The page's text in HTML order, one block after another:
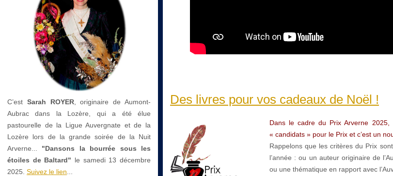
C’est Sarah ROYER, originaire de Aumont-
Aubrac dans la Lozère, qui a été élue
pastourelle de la Ligue Auvergnate et de la
Lozère lors de la grande soirée de la Nuit
Arverne...
"Dansons la bourrée sous les
étoiles de Baltard" le samedi 13 décembre
2025. Suivez le lien
Des livres pour vos cadeaux de Noël !
Dans le cadre du Prix Arverne 2025,
« candidats » pour le Prix et c’est un
Rappelons que les critères du Prix
l’année : ou un auteur originaire de
ou une thématique en rapport avec